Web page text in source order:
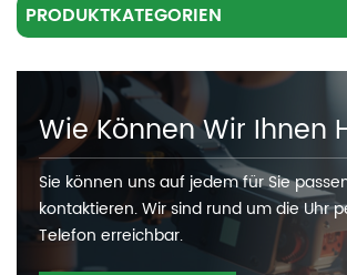
PRODUKTKATEGORIEN
Wie Können Wir Ihnen
Sie können uns auf jedem für Sie
kontaktieren. Wir sind rund um die Uhr
Telefon erreichbar.